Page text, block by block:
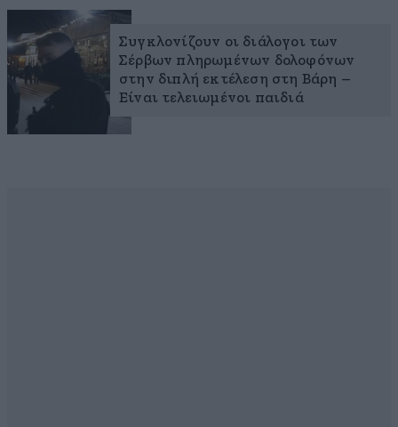
Συγκλονίζουν οι διάλογοι των
Σέρβων πληρωμένων δολοφόνων
στην διπλή εκτέλεση στη Βάρη –
Είναι τελειωμένοι παιδιά